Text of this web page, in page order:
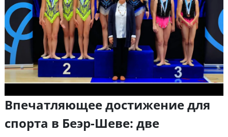
Впечатляющее достижение для
спорта в Беэр-Шеве: две